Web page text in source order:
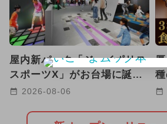
2024年4月のイベント
2024年7月のイベント
2024年5月のイベント
2024年11月のイベント
2026年2月のイベント
屋内新パーク「ジョイポリス
スポーツX」がお台場に誕
生！ ARやトランポリンで
2026-08-06